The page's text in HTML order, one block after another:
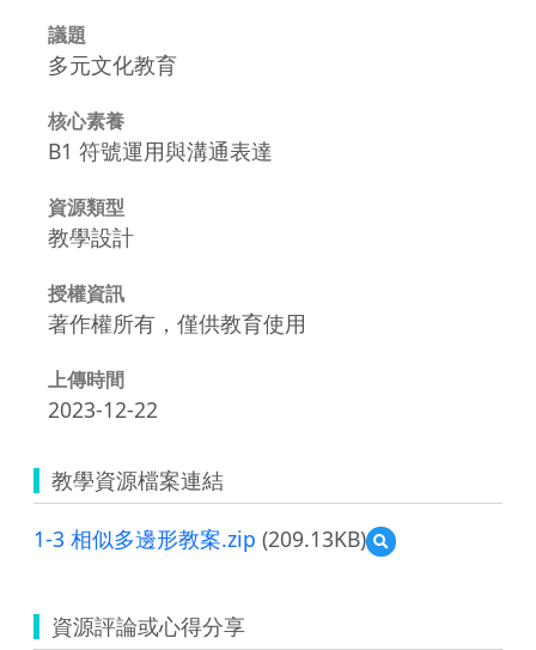
議題
多元文化教育
核心素養
B1 符號運用與溝通表達
資源類型
教學設計
授權資訊
著作權所有，僅供教育使用
上傳時間
2023-12-22
教學資源檔案連結
1-3 相似多邊形教案.zip (209.13KB)
預
覽
資源評論或心得分享